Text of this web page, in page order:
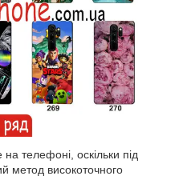
телефоні, оскільки під
метод високоточного